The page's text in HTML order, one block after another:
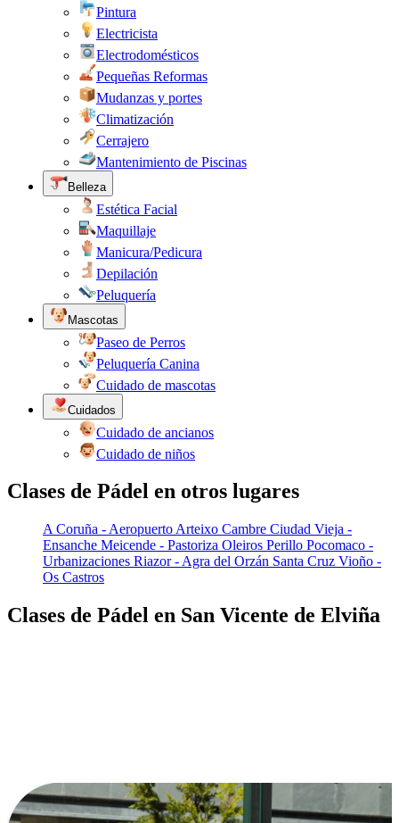
Pintura
Electricista
Electrodomésticos
Pequeñas Reformas
Mudanzas y portes
Climatización
Cerrajero
Mantenimiento de Piscinas
Belleza
Estética Facial
Maquillaje
Manicura/Pedicura
Depilación
Peluquería
Mascotas
Paseo de Perros
Peluquería Canina
Cuidado de mascotas
Cuidados
Cuidado de ancianos
Cuidado de niños
Clases de Pádel en otros lugares
A Coruña - Aeropuerto Arteixo Cambre Ciudad Vieja -
Ensanche Meicende - Pastoriza Oleiros Perillo Pocomaco -
Urbanizaciones Riazor - Agra del Orzán Santa Cruz Vioño -
Os Castros
Clases de Pádel en San Vicente de Elviña